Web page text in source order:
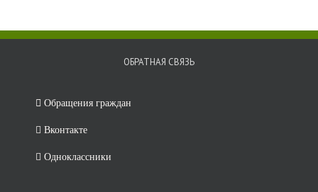
ОБРАТНАЯ СВЯЗЬ
Обращения граждан
Вконтакте
Одноклассники